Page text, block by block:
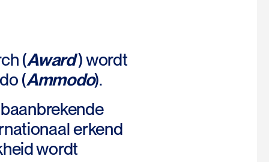
(Award) wordt
(Ammodo).
erkend
wordt